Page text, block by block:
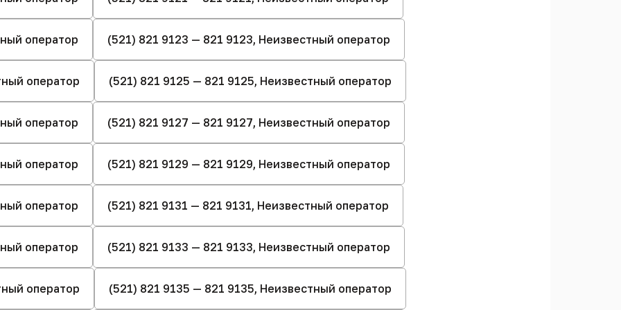
оператор (521) 821 9123 — 821 9123, Неизвестный оператор
оператор (521) 821 9125 — 821 9125, Неизвестный оператор
оператор (521) 821 9127 — 821 9127, Неизвестный оператор
оператор (521) 821 9129 — 821 9129, Неизвестный оператор
оператор (521) 821 9131 — 821 9131, Неизвестный оператор
оператор (521) 821 9133 — 821 9133, Неизвестный оператор
оператор (521) 821 9135 — 821 9135, Неизвестный оператор